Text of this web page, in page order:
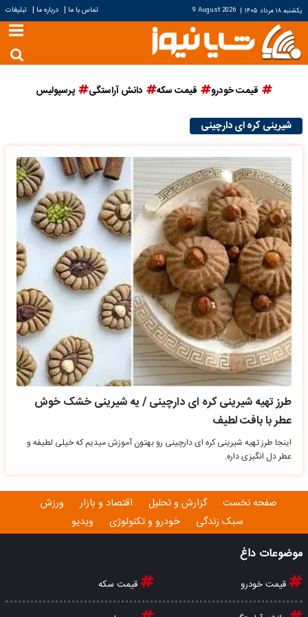
یکشنبه ۱۸ مرداد ۱۴۰۵ |
9 August 2026 تماس با ما | درباره ما | تبلیغات
قیمت خودرو قیمت سکه دانش آراستگی پرسپولیس
شیرینی کره ای دارچینی
طرز تهیه شیرینی کره ای دارچینی / یه شیرینی خشک خوش
عطر با بافت لطیف
اینجا طرز تهیه شیرینی کره ای دارچینی رو بهتون آموزش میدیم که خیلی لطیفه و
عطر دل انگیزی داره.
صفحه نخست گزارش و تحلیل اقتصاد و بازار
ورزش
سبک زندگی
خودرو و تکنولوژی ویدیو
موضوعات داغ
قیمت خودرو قیمت سکه